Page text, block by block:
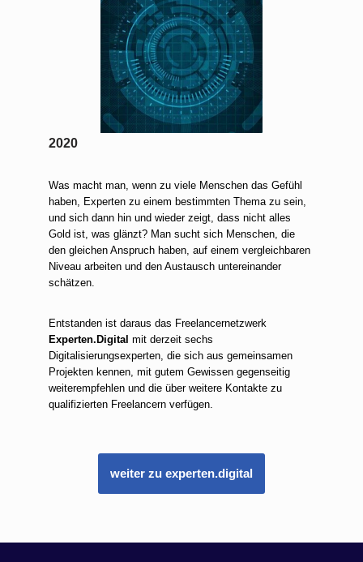
2020
Was macht man, wenn zu viele Menschen das Gefühl
haben, Experten zu einem bestimmten Thema zu sein,
und sich dann hin und wieder zeigt, dass nicht alles
Gold ist, was glänzt? Man sucht sich Menschen, die
den gleichen Anspruch haben, auf einem vergleichbaren
Niveau arbeiten und den Austausch untereinander
schätzen.
Entstanden ist daraus das Freelancernetzwerk
Experten.Digital mit derzeit sechs
Digitalisierungsexperten, die sich aus gemeinsamen
Projekten kennen, mit gutem Gewissen gegenseitig
weiterempfehlen und die über weitere Kontakte zu
qualifizierten Freelancern verfügen.
weiter zu experten.digital